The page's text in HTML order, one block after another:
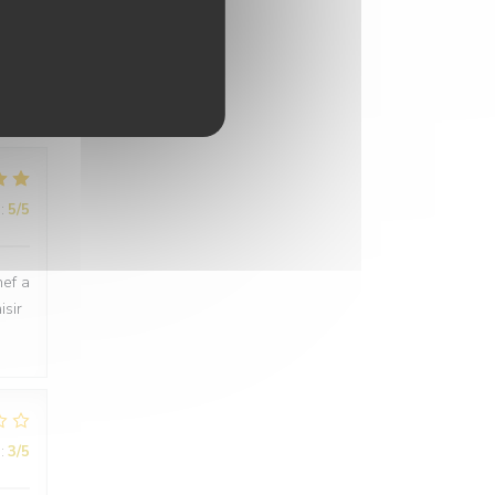
: 5/5
a
: 3/5